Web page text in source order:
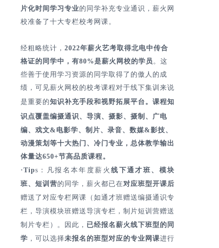
片化时间学习专业的同学补充专业通识，薪火网
校准备了十大专栏校考网课。
经粗略统计， 2022年薪火艺考取得北电中传合
格证的同学中，有80%是薪火网校的学员 。这
些善于使用学习资源的同学取得了的傲人的成
绩，可见薪火网校的校考课程对于线下集训来说
是重要的知识补充手段和视野拓展平台。 课程知
识点覆盖编摄通识、导演、摄影、摄制、广电
编、戏文&电影学、制片、录音、数媒&影技、
动漫策划等十大热门、冷门专业，总体教学输出
体量达650+节高品质课程。
·Tips： 凡报 名本年度薪火线下通才班、模块
班、短训营的同学，薪火都已在对应班型开课后
赠送了对应专栏 网课 （如通才班赠送编摄通识专
栏 ，导演模块班赠送导演专栏，制片短训营赠送
制片专栏 ） 。 因 此 ， 已经报名薪火线下班型的同
学 ，可以选择未报名的班型对应的专业网课进行